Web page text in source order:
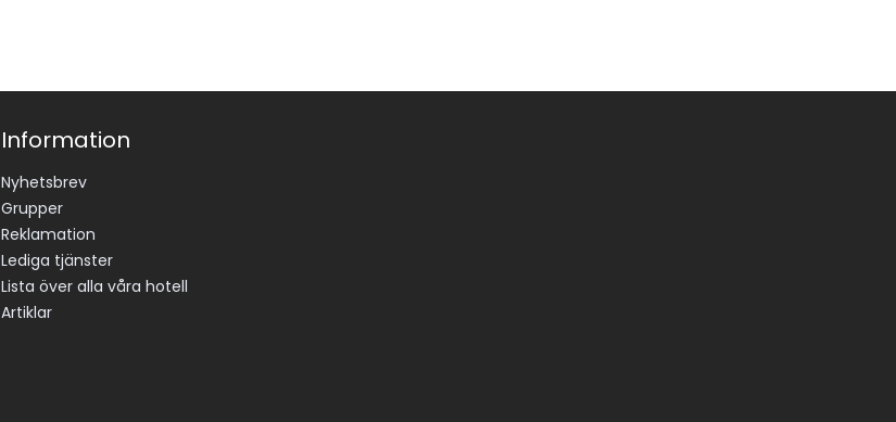
Information
Nyhetsbrev
Grupper
Reklamation
Lediga tjänster
Lista över alla våra hotell
Artiklar